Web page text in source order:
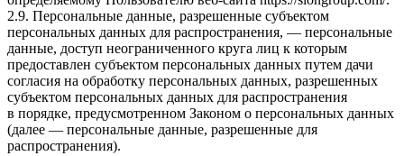
2.9. Персональные данные, разрешенные субъектом
персональных данных для распространения, — персональные
данные, доступ неограниченного круга лиц к которым
предоставлен субъектом персональных данных путем дачи
согласия на обработку персональных данных, разрешенных
субъектом персональных данных для распространения
в порядке, предусмотренном Законом о персональных данных
(далее — персональные данные, разрешенные для
распространения).